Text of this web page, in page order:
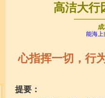
高洁大行
能海上
心指挥一切，行
提要：